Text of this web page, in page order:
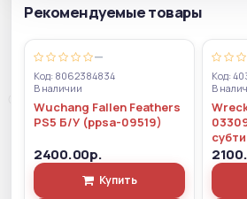
Рекомендуемые товары
—
Код: 8062384834
В наличии
Wuchang Fallen Feathers
PS5 Б/У (ppsa-09519)
2400.00р.
Купить
Код:
В